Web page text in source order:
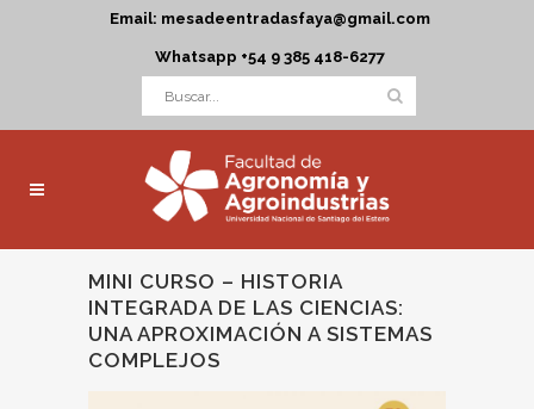
Email: mesadeentradasfaya@gmail.com
Whatsapp +54 9 385 418-6277
MINI CURSO – HISTORIA
INTEGRADA DE LAS CIENCIAS:
UNA APROXIMACIÓN A SISTEMAS
COMPLEJOS